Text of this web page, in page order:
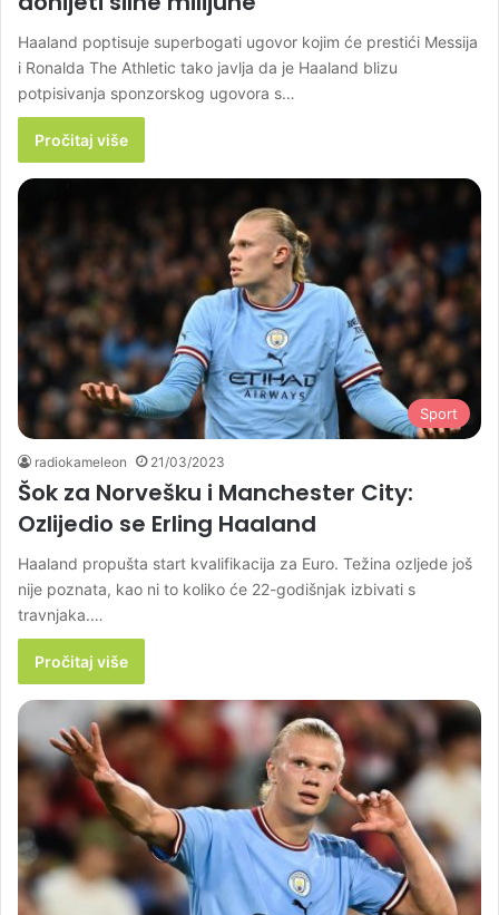
Haaland poptisuje superbogati ugovor kojim će prestići Messija
i Ronalda The Athletic tako javlja da je Haaland blizu
potpisivanja sponzorskog ugovora s…
Pročitaj više
Sport
radiokameleon 21/03/2023
Šok za Norvešku i Manchester City:
Ozlijedio se Erling Haaland
Haaland propušta start kvalifikacija za Euro. Težina ozljede još
nije poznata, kao ni to koliko će 22-godišnjak izbivati s
travnjaka.…
Pročitaj više